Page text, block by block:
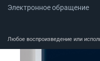
Электронное обращение
Любое воспроизведение или